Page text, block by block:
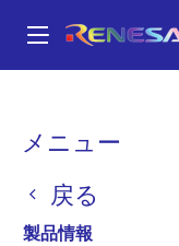
ン
メニュー
戻る
製品情報
パ
く
ず
パワー
アクティブ